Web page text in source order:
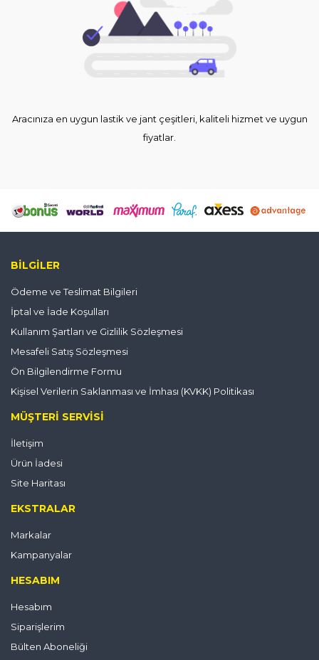
Aracınıza en uygun lastik ve jant çeşitleri, kaliteli hizmet ve uygun
fiyatlar.
BILGILER
Ödeme ve Teslimat Bilgileri
İptal ve İade Koşulları
Kullanım Şartları ve Gizlilik Sözleşmesi
Mesafeli Satış Sözleşmesi
Ön Bilgilendirme Formu
Kişisel Verilerin Saklanması ve İmhası (KVKK) Politikası
MÜŞTERI SERVISI
İletişim
Ürün İadesi
Site Haritası
EKSTRALAR
Markalar
Kampanyalar
HESABIM
Hesabım
Siparişlerim
Bülten Aboneliği